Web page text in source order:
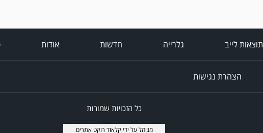
תוצאות לייב גלרייה חדשות אודות
הצהרת נגישות
כל הזכויות שמורות
מנוהל על ידיקלאוד רוקט אתרים